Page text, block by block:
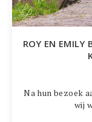
ROY EN EMILY
Na hun bezoek
wij